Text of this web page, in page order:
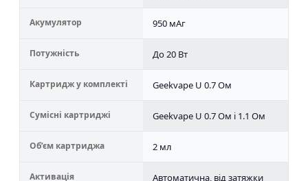
Акумулятор 950 мАг
Потужність До 20 Вт
Картридж у комплекті Geekvape U 0.7 Ом
Сумісні картриджі Geekvape U 0.7 Ом і 1.1 Ом
Об’єм картриджа 2 мл
Активація Автоматична, від затяжки